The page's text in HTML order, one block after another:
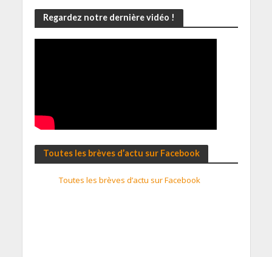
Regardez notre dernière vidéo !
Toutes les brèves d’actu sur Facebook
Toutes les brèves d’actu sur Facebook